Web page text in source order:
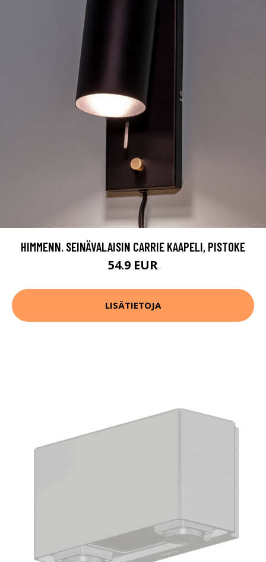
HIMMENN. SEINÄVALAISIN CARRIE KAAPELI, PISTOKE
54.9 EUR
LISÄTIETOJA